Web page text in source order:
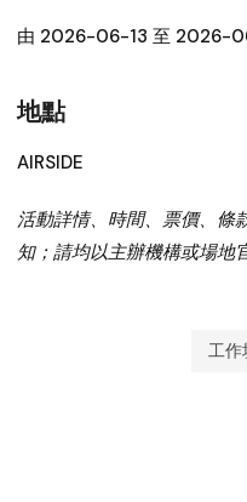
由 2026-06-13 至 2026-
地點
AIRSIDE
活動詳情、時間、票價、條
知；請均以主辦機構或場地
工作